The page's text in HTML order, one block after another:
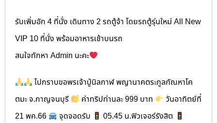
รับเพิ่มอัก 4 ที่นั่ง เดินทาง 2 รถตู้จ้า โดยรถตู้รุ่นใหม่ All New
VIP 10 ที่นั่ง พร้อมอาหารเช้าบนรถ
สนใจทักหา Admin นะคะ
ไปกราบขอพรเจ้าปู่นิลกาฬ พญานาคตระกูลกัณหาโค
ตมะ จ.กาญจนบุรี
ค่าทริปท่านละ 999 บาท
วันอาทิตย์ที่
21 พค.66
จุดจอดรับ
05.45 น.ฟิวเจอร์รังสิต